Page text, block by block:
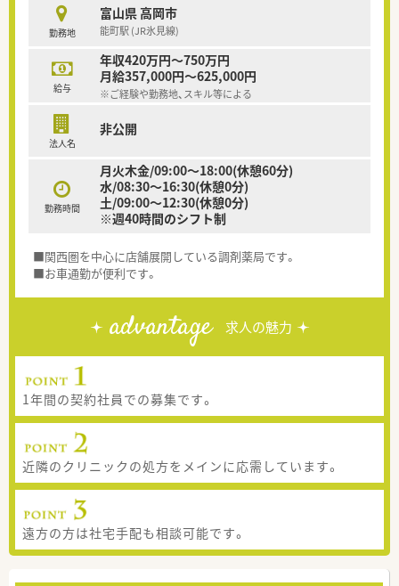
勤務地
富山県 高岡市
能町駅 (JR氷見線)
給与
年収420万円～750万円
月給357,000円～625,000円
※ご経験や勤務地、スキル等による
法人名
非公開
勤務時間
月火木金/09:00～18:00(休憩60分)
水/08:30～16:30(休憩0分)
土/09:00～12:30(休憩0分)
※週40時間のシフト制
■関西圏を中心に店舗展開している調剤薬局です。
■お車通勤が便利です。
advantage 求人の魅力
1年間の契約社員での募集です。
近隣のクリニックの処方をメインに応需しています。
遠方の方は社宅手配も相談可能です。